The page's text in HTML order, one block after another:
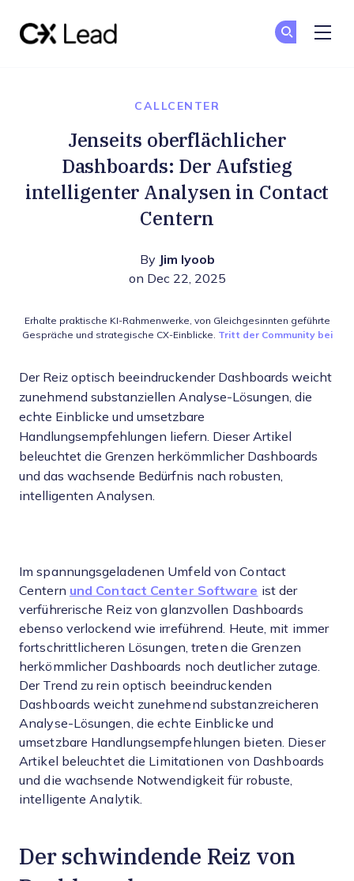
CALLCENTER
Jenseits oberflächlicher
Dashboards: Der Aufstieg
intelligenter Analysen in Contact
Centern
By Jim Iyoob
on Dec 22, 2025
Erhalte praktische KI-Rahmenwerke, von Gleichgesinnten geführte
Gespräche und strategische CX-Einblicke. Tritt der Community bei
Der Reiz optisch beeindruckender Dashboards weicht
zunehmend substanziellen Analyse-Lösungen, die
echte Einblicke und umsetzbare
Handlungsempfehlungen liefern. Dieser Artikel
beleuchtet die Grenzen herkömmlicher Dashboards
und das wachsende Bedürfnis nach robusten,
intelligenten Analysen.
Im spannungsgeladenen Umfeld von Contact
Centern und Contact Center Software ist der
verführerische Reiz von glanzvollen Dashboards
ebenso verlockend wie irreführend. Heute, mit immer
fortschrittlicheren Lösungen, treten die Grenzen
herkömmlicher Dashboards noch deutlicher zutage.
Der Trend zu rein optisch beeindruckenden
Dashboards weicht zunehmend substanzreicheren
Analyse-Lösungen, die echte Einblicke und
umsetzbare Handlungsempfehlungen bieten. Dieser
Artikel beleuchtet die Limitationen von Dashboards
und die wachsende Notwendigkeit für robuste,
intelligente Analytik.
Der schwindende Reiz von